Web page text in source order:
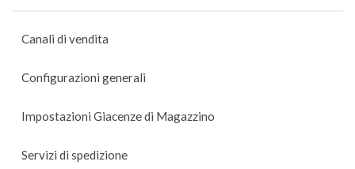
Canali di vendita
Configurazioni generali
Impostazioni Giacenze di Magazzino
Servizi di spedizione